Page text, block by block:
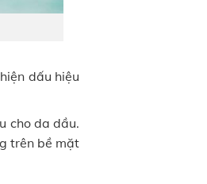
dấu hiệu
cho da dầu.
trên bề mặt